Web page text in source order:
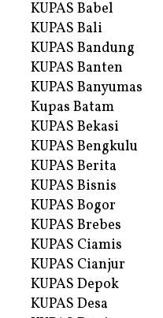
KUPAS Babel
KUPAS Bali
KUPAS Bandung
KUPAS Banten
KUPAS Banyumas
Kupas Batam
KUPAS Bekasi
KUPAS Bengkulu
KUPAS Berita
KUPAS Bisnis
KUPAS Bogor
KUPAS Brebes
KUPAS Ciamis
KUPAS Cianjur
KUPAS Depok
KUPAS Desa